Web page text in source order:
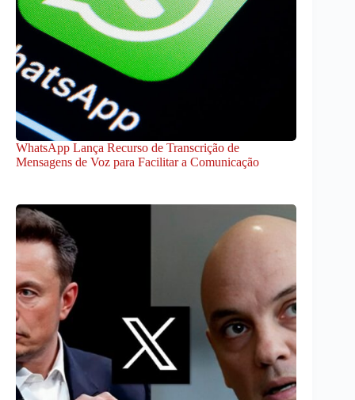
WhatsApp Lança Recurso de Transcrição de
Mensagens de Voz para Facilitar a Comunicação